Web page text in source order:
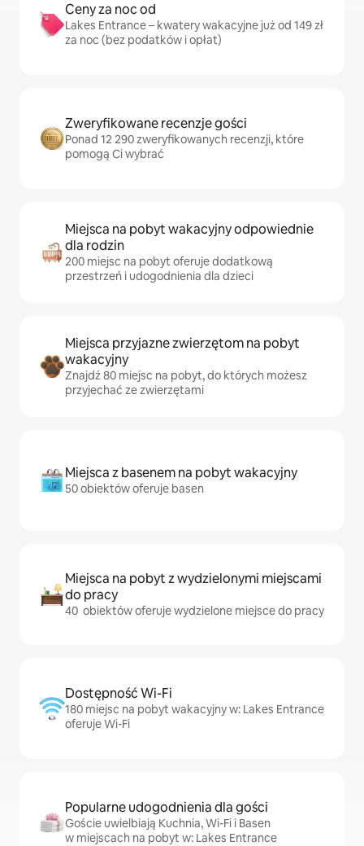
Ceny za noc od
Lakes Entrance – kwatery wakacyjne już od 149 zł
za noc (bez podatków i opłat)
Zweryfikowane recenzje gości
Ponad 12 290 zweryfikowanych recenzji, które
pomogą Ci wybrać
Miejsca na pobyt wakacyjny odpowiednie
dla rodzin
200 miejsc na pobyt oferuje dodatkową
przestrzeń i udogodnienia dla dzieci
Miejsca przyjazne zwierzętom na pobyt
wakacyjny
Znajdź 80 miejsc na pobyt, do których możesz
przyjechać ze zwierzętami
Miejsca z basenem na pobyt wakacyjny
50 obiektów oferuje basen
Miejsca na pobyt z wydzielonymi miejscami
do pracy
40 obiektów oferuje wydzielone miejsce do pracy
Dostępność Wi-Fi
180 miejsc na pobyt wakacyjny w: Lakes Entrance
oferuje Wi-Fi
Popularne udogodnienia dla gości
Goście uwielbiają Kuchnia, Wi-Fi i Basen
w miejscach na pobyt w: Lakes Entrance